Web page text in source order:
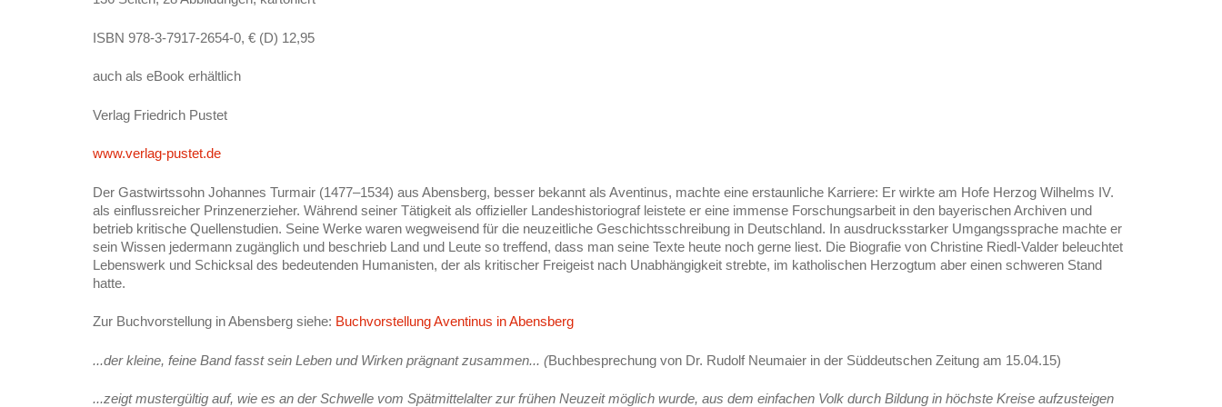
ISBN 978-3-7917-2654-0, € (D) 12,95
auch als eBook erhältlich
Verlag Friedrich Pustet
www.verlag-pustet.de
Der Gastwirtssohn Johannes Turmair (1477–1534) aus Abensberg, besser bekannt als Aventinus, machte eine erstaunliche Karriere: Er wirkte am Hofe Herzog Wilhelms IV.
als einflussreicher Prinzenerzieher. Während seiner Tätigkeit als offizieller Landeshistoriograf leistete er eine immense Forschungsarbeit in den bayerischen Archiven und
betrieb kritische Quellenstudien. Seine Werke waren wegweisend für die neuzeitliche Geschichtsschreibung in Deutschland. In ausdrucksstarker Umgangssprache machte er
sein Wissen jedermann zugänglich und beschrieb Land und Leute so treffend, dass man seine Texte heute noch gerne liest. Die Biografie von Christine Riedl-Valder beleuchtet
Lebenswerk und Schicksal des bedeutenden Humanisten, der als kritischer Freigeist nach Unabhängigkeit strebte, im katholischen Herzogtum aber einen schweren Stand
hatte.
Zur Buchvorstellung in Abensberg siehe: Buchvorstellung Aventinus in Abensberg
...der kleine, feine Band fasst sein Leben und Wirken prägnant zusammen... (Buchbesprechung von Dr. Rudolf Neumaier in der Süddeutschen Zeitung am 15.04.15)
...zeigt mustergültig auf, wie es an der Schwelle vom Spätmittelalter zur frühen Neuzeit möglich wurde, aus dem einfachen Volk durch Bildung in höchste Kreise aufzusteigen